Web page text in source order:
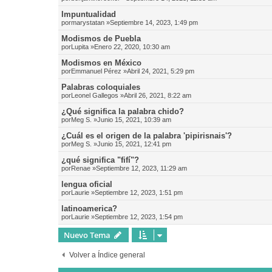
Impuntualidad
pormarystatan »Septiembre 14, 2023, 1:49 pm
Modismos de Puebla
porLupita »Enero 22, 2020, 10:30 am
Modismos en México
porEmmanuel Pérez »Abril 24, 2021, 5:29 pm
Palabras coloquiales
porLeonel Gallegos »Abril 26, 2021, 8:22 am
¿Qué significa la palabra chido?
porMeg S. »Junio 15, 2021, 10:39 am
¿Cuál es el origen de la palabra 'pipirisnais'?
porMeg S. »Junio 15, 2021, 12:41 pm
¿qué significa "fifí"?
porRenae »Septiembre 12, 2023, 11:29 am
lengua oficial
porLaurie »Septiembre 12, 2023, 1:51 pm
latinoamerica?
porLaurie »Septiembre 12, 2023, 1:54 pm
Nuevo Tema
Volver a Índice general